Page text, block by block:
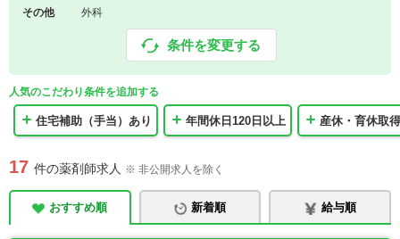
その他
外科
条件を変更する
人気のこだわり条件を追加する
住宅補助（手当）あり 年間休日120日以上 産休・育休取
17 件の薬剤師求人 ※ 非公開求人を除く
おすすめ順 新着順 給与順